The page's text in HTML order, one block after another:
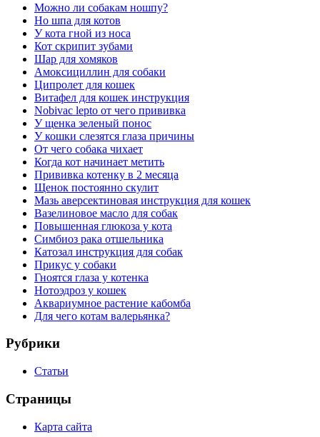
Можно ли собакам ношпу?
Но шпа для котов
У кота гной из носа
Кот скрипит зубами
Шар для хомяков
Амоксициллин для собаки
Ципролет для кошек
Витафел для кошек инструкция
Nobivac lepto от чего прививка
У щенка зеленый понос
У кошки слезятся глаза причины
От чего собака чихает
Когда кот начинает метить
Прививка котенку в 2 месяца
Щенок постоянно скулит
Мазь аверсектиновая инструкция для кошек
Вазелиновое масло для собак
Повышенная глюкоза у кота
Симбиоз рака отшельника
Катозал инструкция для собак
Прикус у собаки
Гноятся глаза у котенка
Нотоэдроз у кошек
Аквариумное растение кабомба
Для чего котам валерьянка?
Рубрики
Статьи
Страницы
Карта сайта